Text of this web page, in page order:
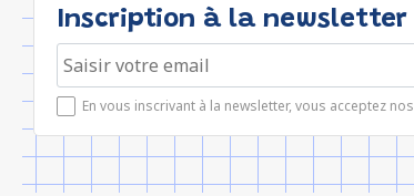
Inscription à la newsletter
En vous inscrivant à la newsletter, vous acceptez nos